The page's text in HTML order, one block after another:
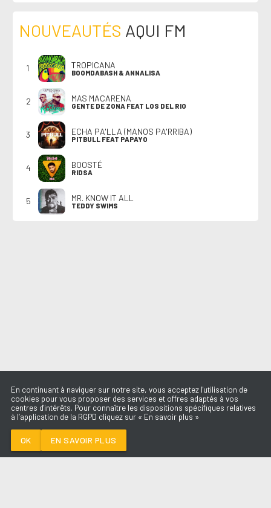
NOUVEAUTÉS AQUI FM
1 TROPICANA
BOOMDABASH & ANNALISA
2 MAS MACARENA
GENTE DE ZONA FEAT LOS DEL RIO
3 ECHA PA'LLA (MANOS PA'RRIBA)
PITBULL FEAT PAPAYO
4 BOOSTÉ
RIDSA
5 MR. KNOW IT ALL
TEDDY SWIMS
En continuant à naviguer sur notre site, vous acceptez l'utilisation de
cookies pour vous proposer des services et offres adaptés à vos
centres d'intérêts. Pour connaître les dispositions spécifiques relatives
à l’application de la RGPD cliquez sur « En savoir plus »
OK EN SAVOIR PLUS